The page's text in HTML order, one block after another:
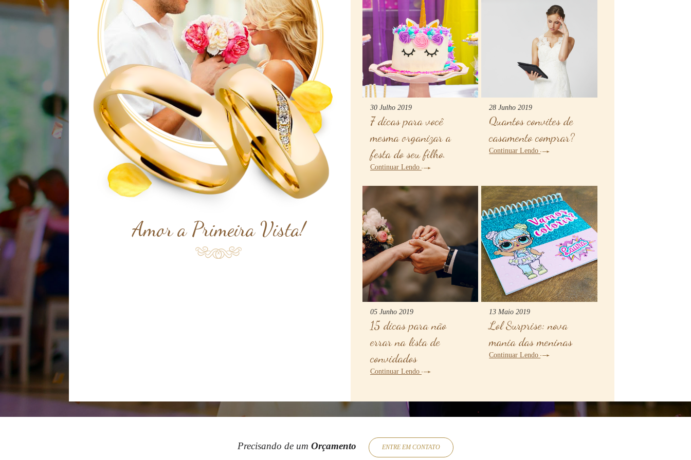
Amor a Primeira Vista!
30 Julho 2019
7 dicas para você
mesma organizar a
festa do seu filho.
Continuar Lendo
28 Junho 2019
Quantos convites de
casamento comprar?
Continuar Lendo
05 Junho 2019
15 dicas para não
errar na lista de
convidados
Continuar Lendo
13 Maio 2019
Lol Surprise: nova
mania das meninas
Continuar Lendo
Precisando de um Orçamento ENTRE EM CONTATO